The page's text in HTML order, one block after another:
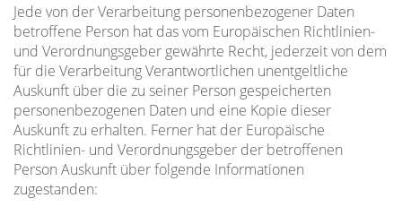
Jede von der Verarbeitung personenbezogener Daten
betroffene Person hat das vom Europäischen Richtlinien-
und Verordnungsgeber gewährte Recht, jederzeit von dem
für die Verarbeitung Verantwortlichen unentgeltliche
Auskunft über die zu seiner Person gespeicherten
personenbezogenen Daten und eine Kopie dieser
Auskunft zu erhalten. Ferner hat der Europäische
Richtlinien- und Verordnungsgeber der betroffenen
Person Auskunft über folgende Informationen
zugestanden: